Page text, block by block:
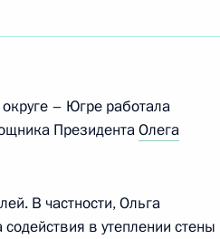
– Югре работала
ПрезидентаОлега
В частности, Ольга
в утеплении стены